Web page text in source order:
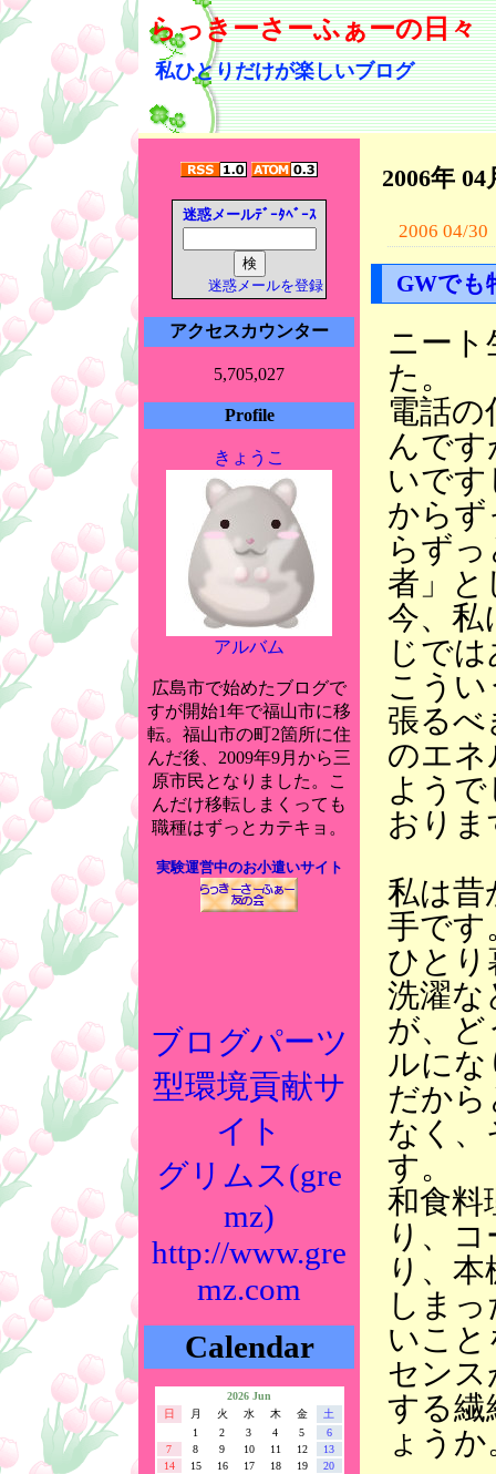
らっきーさーふぁーの日々
私ひとりだけが楽しいブログ
迷惑メールﾃﾞｰﾀﾍﾞｰｽ
迷惑メールを登録
アクセスカウンター
5,705,027
Profile
きょうこ
アルバム
広島市で始めたブログで
すが開始1年で福山市に移
転。福山市の町2箇所に住
んだ後、2009年9月から三
原市民となりました。こ
んだけ移転しまくっても
職種はずっとカテキョ。
実験運営中のお小遣いサイト
ブログパーツ
型環境貢献サ
イト
グリムス(gre
mz)
http://www.gre
mz.com
Calendar
2026 Jun
日
月 火 水 木 金
土
1
2 3 4 5
6
7
8 9 10 11 12
13
14
15 16 17 18 19
20
2006年
2006 04/30
GWでも
ニー
た。
電話
んで
いです
からず
らず
者」と
今、私
じで
こう
張るべ
のエネ
よう
おりま
私は昔
手です
ひとり
洗濯な
が、ど
ルに
だか
なく、
す。
和食料
り、
り、
しま
いこ
センス
する繊
ょうか